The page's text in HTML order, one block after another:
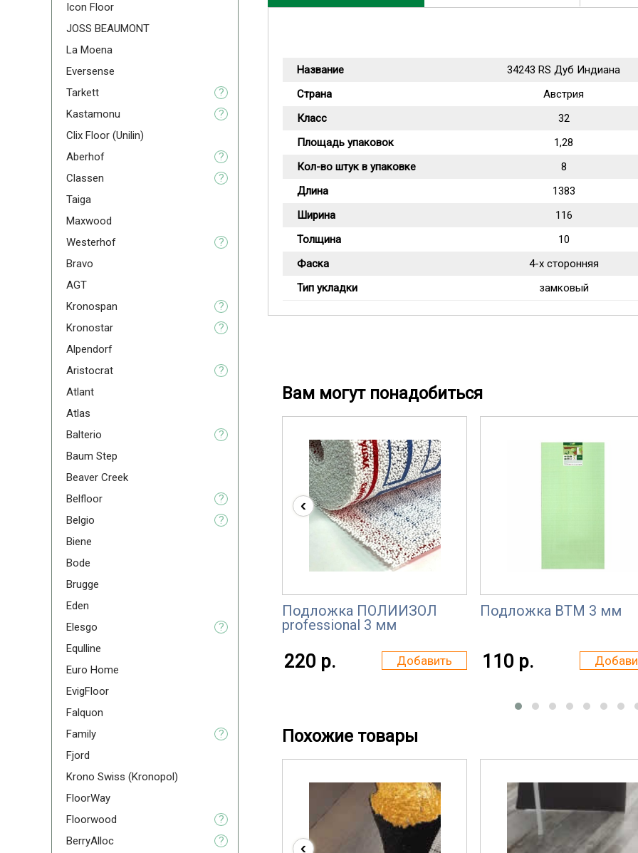
Название
34243 RS Дуб Индиана
Страна
Австрия
Класс
32
Площадь упаковок
1,28
Кол-во штук в упаковке
8
Длина
1383
Ширина
116
Толщина
10
Фаска
4-х сторонняя
Тип укладки
замковый
Вам могут понадобиться
Подложка ПОЛИИЗОЛ
professional 3 мм
220 р. Добавить
Подложка ВТМ 3 мм
110 р.
‹
Похожие товары
‹
Icon Floor
JOSS BEAUMONT
La Moena
Eversense
Tarkett
?
Kastamonu
?
Clix Floor (Unilin)
Aberhof
?
Classen
?
Taiga
Maxwood
Westerhof
?
Bravo
AGT
Kronospan
?
Kronostar
?
Alpendorf
Aristoсrat
?
Atlant
Atlas
Balterio
?
Baum Step
Beaver Creek
Belfloor
?
Belgio
?
Biene
Bode
Brugge
Eden
Elesgo
?
Equlline
Euro Home
EvigFloor
Falquon
Family
?
Fjord
Krono Swiss (Kronopol)
FloorWay
Floorwood
?
BerryAlloc
?